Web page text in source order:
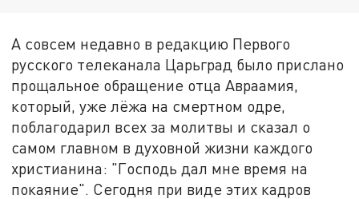
А совсем недавно в редакцию Первого
русского телеканала Царьград было прислано
прощальное обращение отца Авраамия,
который, уже лёжа на смертном одре,
поблагодарил всех за молитвы и сказал о
самом главном в духовной жизни каждого
христианина: "Господь дал мне время на
покаяние". Сегодня при виде этих кадров